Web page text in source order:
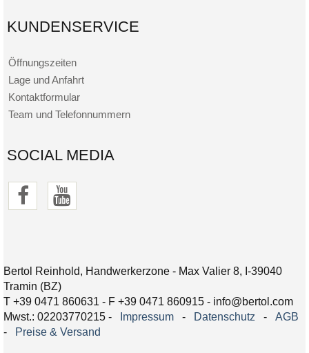
KUNDENSERVICE
Öffnungszeiten
Lage und Anfahrt
Kontaktformular
Team und Telefonnummern
SOCIAL MEDIA
Bertol Reinhold, Handwerkerzone - Max Valier 8, I-39040
Tramin (BZ)
T +39 0471 860631 - F +39 0471 860915 - info@bertol.com
Mwst.: 02203770215 -
Impressum - Datenschutz -
AGB
-
Preise & Versand